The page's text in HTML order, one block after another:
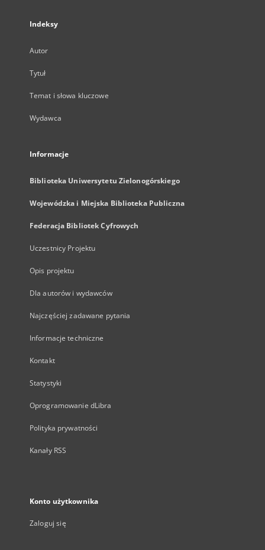
Indeksy
Autor
Tytuł
Temat i słowa kluczowe
Wydawca
Informacje
Biblioteka Uniwersytetu Zielonogórskiego
Wojewódzka i Miejska Biblioteka Publiczna
Federacja Bibliotek Cyfrowych
Uczestnicy Projektu
Opis projektu
Dla autorów i wydawców
Najczęściej zadawane pytania
Informacje techniczne
Kontakt
Statystyki
Oprogramowanie dLibra
Polityka prywatności
Kanały RSS
Konto użytkownika
Zaloguj się